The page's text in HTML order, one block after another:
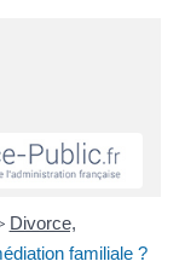
Divorce,
familiale ?